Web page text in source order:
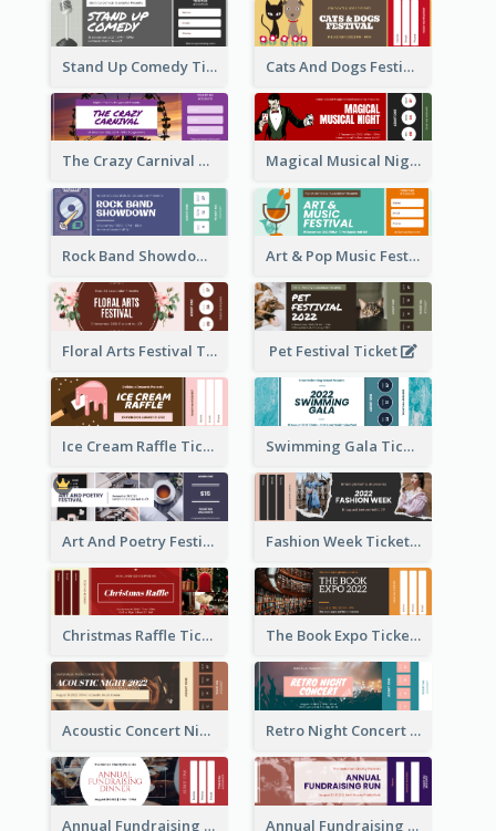
Stand Up Comedy Ticket Cats And Dogs Festival Ticket
The Crazy Carnival Ticket Magical Musical Night Ticket
Rock Band Showdown Ticket Art & Pop Music Festival Ticket
Floral Arts Festival Ticket Pet Festival Ticket
Ice Cream Raffle Ticket Swimming Gala Ticket
Art And Poetry Festival Ticket Fashion Week Ticket
Christmas Raffle Ticket The Book Expo Ticket
Acoustic Concert Night Ticket Retro Night Concert Ticket
Annual Fundraising Dinner Ticket Annual Fundraising Run Ticket